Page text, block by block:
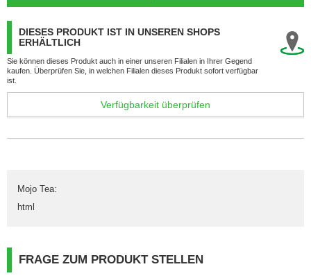
DIESES PRODUKT IST IN UNSEREN SHOPS
ERHÄLTLICH
Sie können dieses Produkt auch in einer unseren Filialen in Ihrer Gegend
kaufen. Überprüfen Sie, in welchen Filialen dieses Produkt sofort verfügbar
ist.
Verfügbarkeit überprüfen
Mojo Tea:
html
FRAGE ZUM PRODUKT STELLEN